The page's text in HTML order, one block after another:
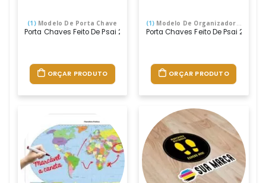
(1)Modelo De Porta Chave
Porta Chaves Feito De Psai 2mm (material Semelhante Ao Acrilico),
ORÇAR PRODUTO
(1) Modelo De Organizador De Chaves
Porta Chaves Feito De Psai 2mm
ORÇAR PRODUTO